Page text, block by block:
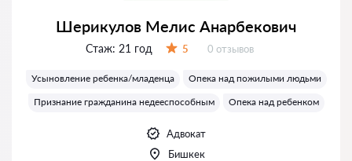
Шерикулов Мелис Анарбекович
Стаж: 21 год 5 Отзывов:
0 отзывов
Усыновление ребенка/младенца
Опека над пожилыми людьми
Признание гражданина недееспособным
Опека над ребенком
Адвокат
Бишкек